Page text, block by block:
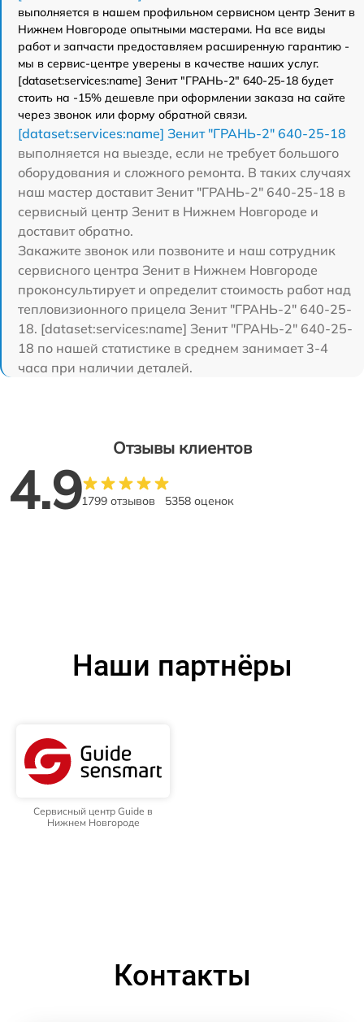
выполняется в нашем профильном сервисном центр Зенит в
Нижнем Новгороде опытными мастерами. На все виды
работ и запчасти предоставляем расширенную гарантию -
мы в сервис-центре уверены в качестве наших услуг.
[dataset:services:name] Зенит "ГРАНЬ-2" 640-25-18 будет
стоить на -15% дешевле при оформлении заказа на сайте
через звонок или форму обратной связи.
[dataset:services:name] Зенит "ГРАНЬ-2" 640-25-18
выполняется на выезде, если не требует большого
оборудования и сложного ремонта. В таких случаях
наш мастер доставит Зенит "ГРАНЬ-2" 640-25-18 в
сервисный центр Зенит в Нижнем Новгороде и
доставит обратно.
Закажите звонок или позвоните и наш сотрудник
сервисного центра Зенит в Нижнем Новгороде
проконсультирует и определит стоимость работ над
тепловизионного прицела Зенит "ГРАНЬ-2" 640-25-
18. [dataset:services:name] Зенит "ГРАНЬ-2" 640-25-
18 по нашей статистике в среднем занимает 3-4
часа при наличии деталей.
Отзывы клиентов
4.91799 отзывов 5358 оценок
Наши партнёры
Сервисный центр Guide в
Нижнем Новгороде
Контакты